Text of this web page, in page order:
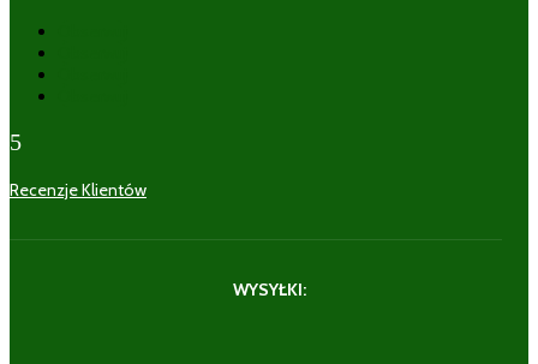
5
Recenzje Klientów
WYSYŁKI: